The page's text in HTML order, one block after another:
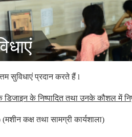
सुविधाएं प्रदान करते हैं l
डिजाइन के निष्पादित तथा उनके कौशल में
(मशीन कक्ष तथा सामग्री कार्यशाला)